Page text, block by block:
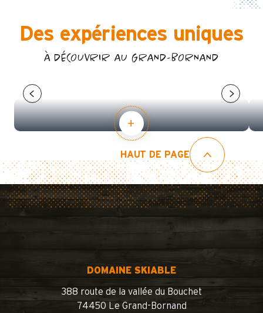
Des expériences uniques
À DÉCOUVRIR AU GRAND-BORNAND
HAUT DE PAGE
DOMAINE SKIABLE
388 route de la vallée du Bouchet
74450 Le Grand-Bornand